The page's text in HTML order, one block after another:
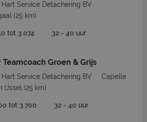
Hart Service Detachering BV
(25 km)
tot 3.074 32 - 40 uur
Teamcoach Groen & Grijs
Hart Service Detachering BV
Capelle
IJssel (25 km)
tot 3.700 32 - 40 uur